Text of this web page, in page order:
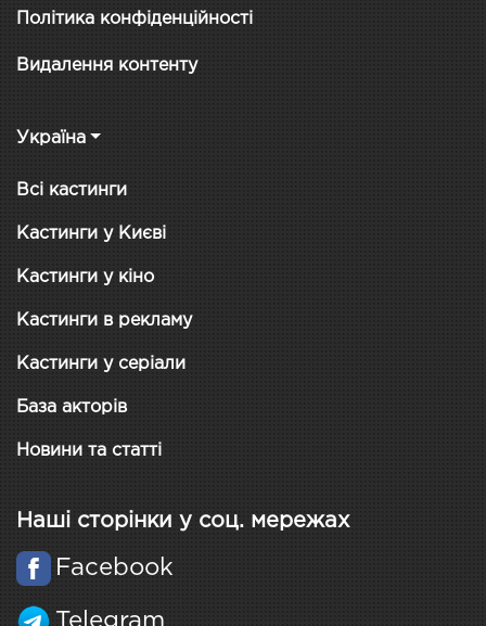
Політика конфіденційності
Видалення контенту
Україна
Всі кастинги
Кастинги у Києві
Кастинги у кіно
Кастинги в рекламу
Кастинги у серіали
База акторів
Новини та статті
Наші сторінки у соц. мережах
Facebook
Telegram